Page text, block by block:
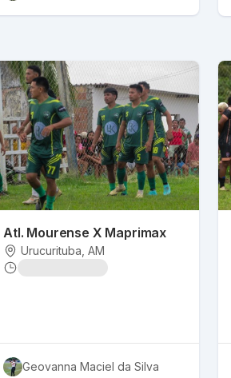
Atl. Mourense X Maprimax
Urucurituba , AM
Geovanna Maciel da Silva